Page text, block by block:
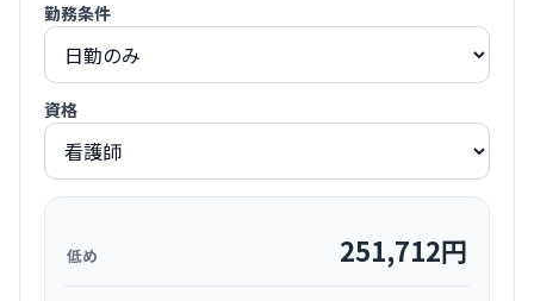
勤務条件
資格
低め 251,712円